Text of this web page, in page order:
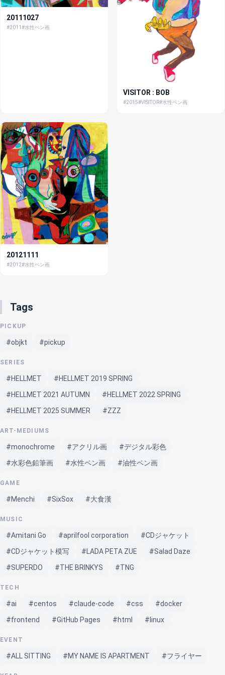
20111027
#2011 #水性ペン画
VISITOR : BOB
#2015#VISITOR#水性ペン画
20121111
#2012#水性ペン画
Tags
PICKUP
#objkt #pickup
SERIES
#HELLMET
#HELLMET 2019 SPRING
#HELLMET 2021 AUTUMN
#HELLMET 2022 SPRING
#HELLMET 2025 SUMMER
#ZZZ
ART-MEDIUMS
#monochrome #アクリル画
#デジタル彩色
#水彩色鉛筆画
#水性ペン画 #油性ペン画
GAME
#Menchi #SixSox #大食漢
MUSIC
#Amitani Go #aprilfool corporation
#CDジャケット
#CDジャケット模写
#LADA PETA ZUE
#Salad Daze
#SUPERDO
#THE BRINKYS #TNG
TECH
#ai #centos #claude-code #css
#docker
#frontend
#GitHub Pages #html #linux
EVENT
#ALL SITTING #MY NAME IS APARTMENT #フライヤー